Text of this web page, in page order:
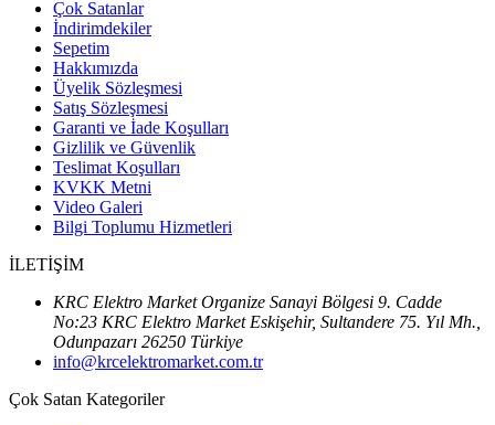
Çok Satanlar
İndirimdekiler
Sepetim
Hakkımızda
Üyelik Sözleşmesi
Satış Sözleşmesi
Garanti ve İade Koşulları
Gizlilik ve Güvenlik
Teslimat Koşulları
KVKK Metni
Video Galeri
Bilgi Toplumu Hizmetleri
İLETİŞİM
KRC Elektro Market Organize Sanayi Bölgesi 9. Cadde
No:23 KRC Elektro Market Eskişehir, Sultandere 75. Yıl Mh.,
Odunpazarı 26250 Türkiye
info@krcelektromarket.com.tr
Çok Satan Kategoriler